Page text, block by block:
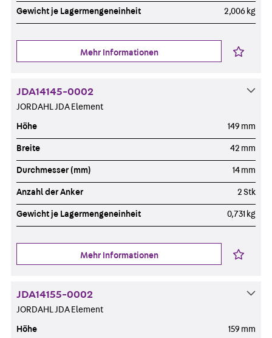
Gewicht je Lagermengeneinheit 2,006 kg
Mehr Informationen
JDA14145-0002
JORDAHL JDA Element
Höhe 149 mm
Breite 42 mm
Durchmesser (mm) 14 mm
Anzahl der Anker 2 Stk
Gewicht je Lagermengeneinheit 0,731 kg
Mehr Informationen
JDA14155-0002
JORDAHL JDA Element
Höhe 159 mm